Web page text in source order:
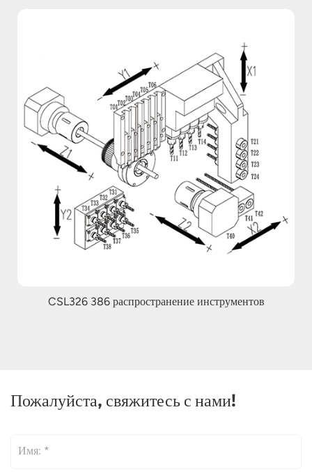
CSL326 386 распространение инструментов
Пожалуйста, свяжитесь с нами!